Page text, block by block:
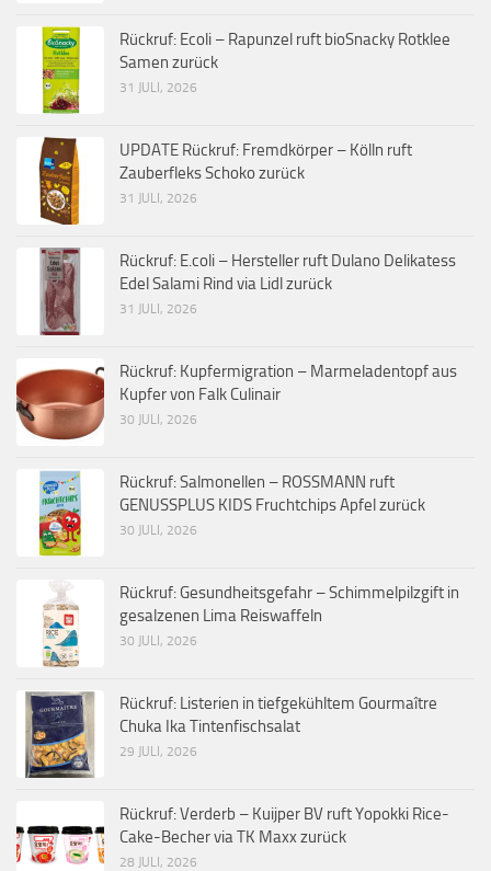
Rückruf: Ecoli – Rapunzel ruft bioSnacky Rotklee
Samen zurück
31 JULI, 2026
UPDATE Rückruf: Fremdkörper – Kölln ruft
Zauberfleks Schoko zurück
31 JULI, 2026
Rückruf: E.coli – Hersteller ruft Dulano Delikatess
Edel Salami Rind via Lidl zurück
31 JULI, 2026
Rückruf: Kupfermigration – Marmeladentopf aus
Kupfer von Falk Culinair
30 JULI, 2026
Rückruf: Salmonellen – ROSSMANN ruft
GENUSSPLUS KIDS Fruchtchips Apfel zurück
30 JULI, 2026
Rückruf: Gesundheitsgefahr – Schimmelpilzgift in
gesalzenen Lima Reiswaffeln
30 JULI, 2026
Rückruf: Listerien in tiefgekühltem Gourmaître
Chuka Ika Tintenfischsalat
29 JULI, 2026
Rückruf: Verderb – Kuijper BV ruft Yopokki Rice-
Cake-Becher via TK Maxx zurück
28 JULI, 2026